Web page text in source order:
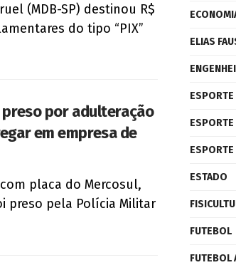
(MDB-SP) destinou R$
do tipo “PIX”
por adulteração
em empresa de
placa do Mercosul,
preso pela Polícia Militar
ELIAS
ESPORTE
ESTADO
FUTEBOL
FUTEBOL